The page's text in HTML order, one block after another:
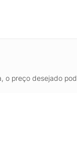
o preço desejado